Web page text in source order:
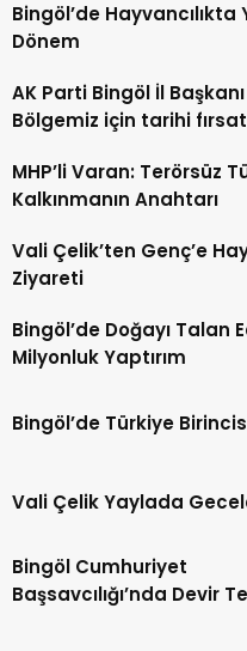
Bingöl’de Hayvancılıkta
Dönem
AK Parti Bingöl İl
Bölgemiz için tarihi fırsat
MHP’li Varan: Terörsüz
Kalkınmanın Anahtarı
Vali Çelik’ten Genç’e
Ziyareti
Bingöl’de Doğayı Talan
Milyonluk Yaptırım
Bingöl’de Türkiye
Vali Çelik Yaylada
Bingöl Cumhuriyet
Başsavcılığı’nda Devir